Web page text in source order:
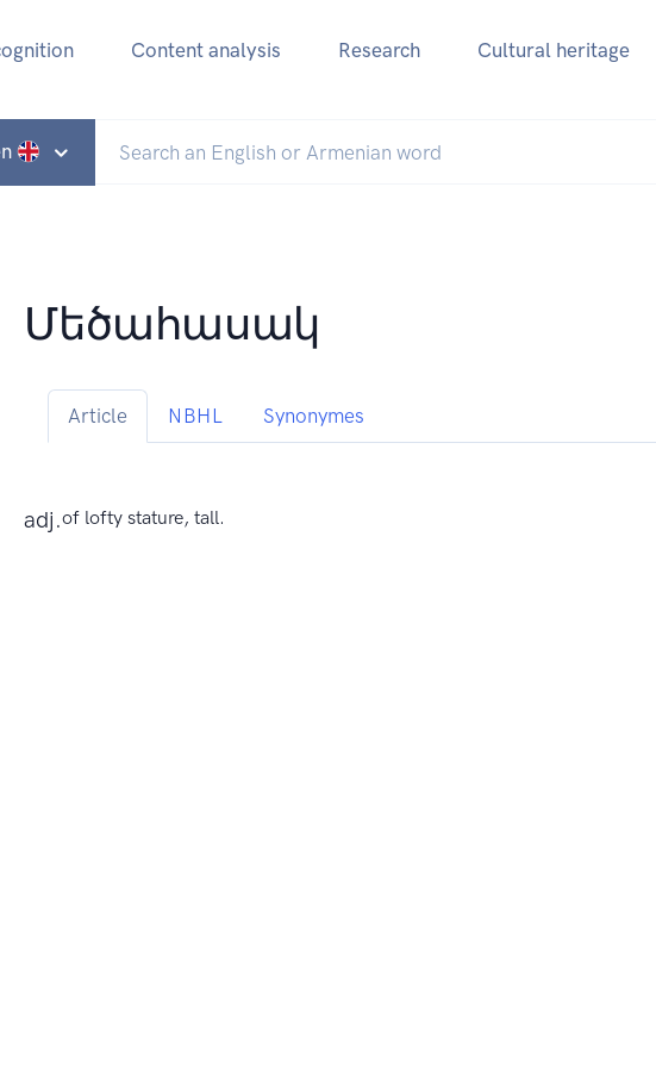
Content analysis Research Cultural heritage
Մեծահասակ
Article NBHL Synonymes
adj.of lofty stature, tall.